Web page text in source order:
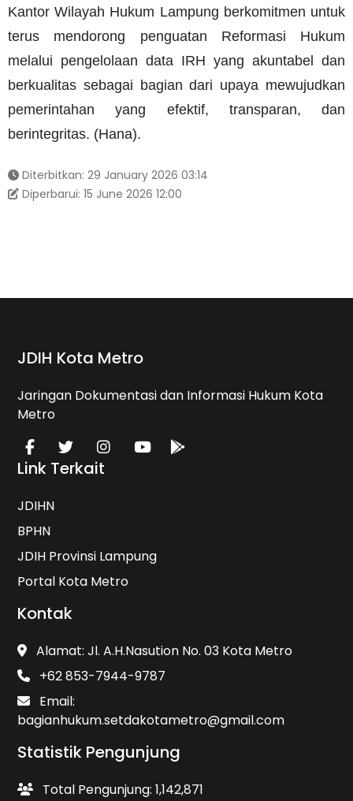
Kantor Wilayah Hukum Lampung berkomitmen untuk
terus mendorong penguatan Reformasi Hukum
melalui pengelolaan data IRH yang akuntabel dan
berkualitas sebagai bagian dari upaya mewujudkan
pemerintahan yang efektif, transparan, dan
berintegritas. (Hana).
Diterbitkan: 29 January 2026 03:14
Diperbarui: 15 June 2026 12:00
JDIH Kota Metro
Jaringan Dokumentasi dan Informasi Hukum Kota
Metro
Link Terkait
JDIHN
BPHN
JDIH Provinsi Lampung
Portal Kota Metro
Kontak
Alamat: Jl. A.H.Nasution No. 03 Kota Metro
+62 853-7944-9787
Email:
bagianhukum.setdakotametro@gmail.com
Statistik Pengunjung
Total Pengunjung: 1,142,871